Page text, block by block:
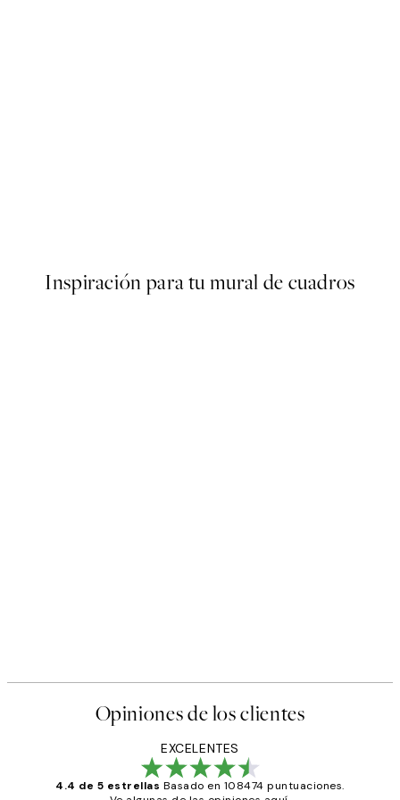
Inspiración para tu mural de cuadros
Opiniones de los clientes
EXCELENTES
4.4 de 5 estrellas Basado en 108474 puntuaciones.